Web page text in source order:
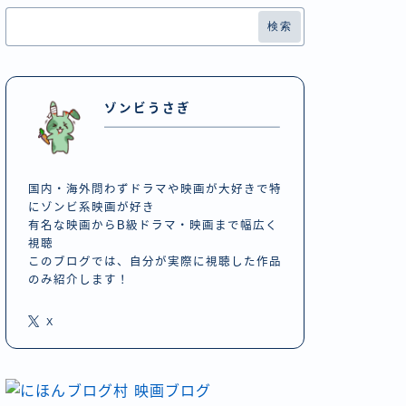
検索
ゾンビうさぎ
国内・海外問わずドラマや映画が大好きで特
にゾンビ系映画が好き
有名な映画からB級ドラマ・映画まで幅広く
視聴
このブログでは、自分が実際に視聴した作品
のみ紹介します！
X